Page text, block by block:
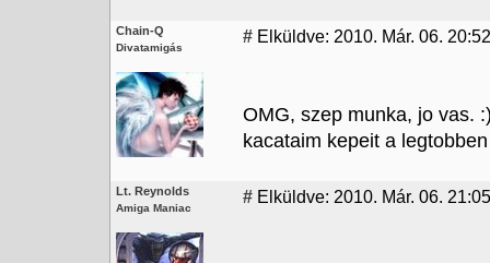
Chain-Q
Divatamigás
# Elküldve: 2010. Már. 06.
OMG, szep munka, jo vas.
kacataim kepeit a
Lt. Reynolds
Amiga Maniac
# Elküldve: 2010. Már. 06.